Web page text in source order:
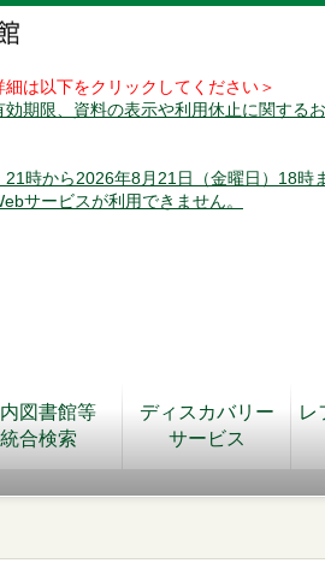
は以下をクリックしてください＞
効期限、資料の表示や利用休止に関する
21時から2026年8月21日（金曜日）18時
サービスが利用できません。
図書館等
統合検索
ディスカバリー
サービス
レ